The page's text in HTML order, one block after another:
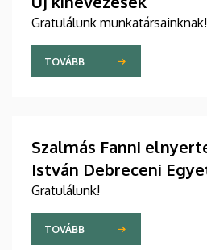
Gratulálunk munkatársainknak!
TOVÁBB
Szalmás Fanni
István Debreceni
Alapítvány Kiválósági
Gratulálunk!
TOVÁBB